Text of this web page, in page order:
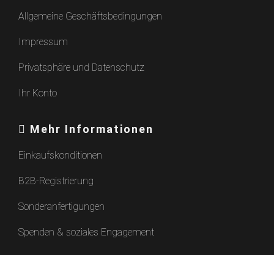
Allgemeine Geschäftsbedingungen
Impressum
Privatsphäre und Datenschutz
Ihr Konto
Mehr Informationen
Einkaufskonditionen
B2B-Registrierung
Sonderanfertigungen
Spenden & soziales Engagement